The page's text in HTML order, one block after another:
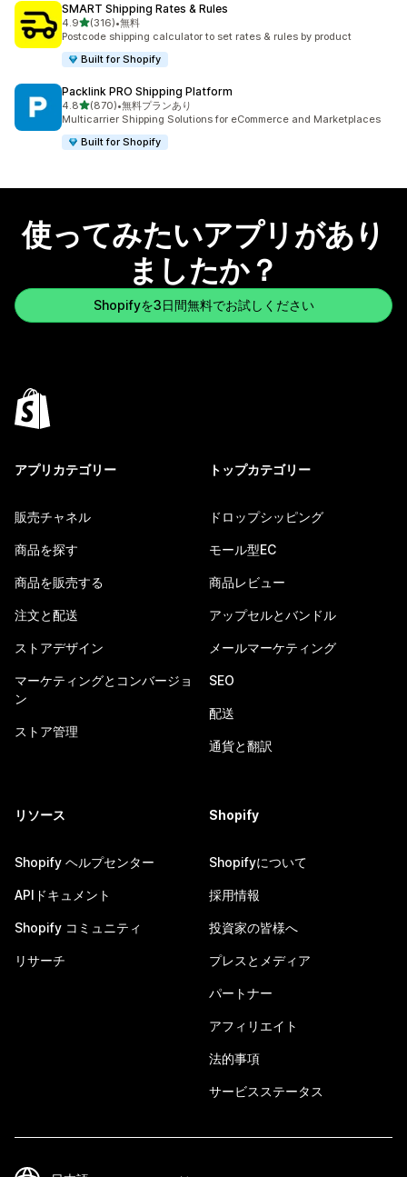
SMART Shipping Rates & Rules
4.95つ星中
(316)
合計レビュー数：316件
•無料
Postcode shipping calculator to set rates & rules by product
Built for Shopify
Packlink PRO Shipping Platform
4.85つ星中
(870)
合計レビュー数：870件
•無料プランあり
Multicarrier Shipping Solutions for eCommerce and Marketplaces
Built for Shopify
使ってみたいアプリがあり
ましたか？
Shopifyを3日間無料でお試しください
アプリカテゴリー
販売チャネル
商品を探す
商品を販売する
注文と配送
ストアデザイン
マーケティングとコンバージョ
ン
ストア管理
トップカテゴリー
ドロップシッピング
モール型EC
商品レビュー
アップセルとバンドル
メールマーケティング
SEO
配送
通貨と翻訳
リソース
Shopify ヘルプセンター
APIドキュメント
Shopify コミュニティ
リサーチ
Shopify
Shopifyについて
採用情報
投資家の皆様へ
プレスとメディア
パートナー
アフィリエイト
法的事項
サービスステータス